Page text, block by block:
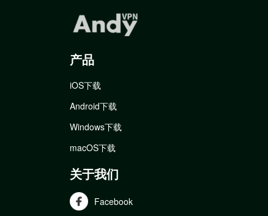
产品
iOS下载
Android下载
Windows下载
macOS下载
关于我们
Facebook